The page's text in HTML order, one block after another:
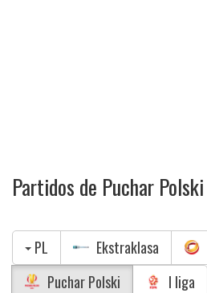
Partidos de Puchar Polski
PL Ekstraklasa
Puchar Polski
I liga